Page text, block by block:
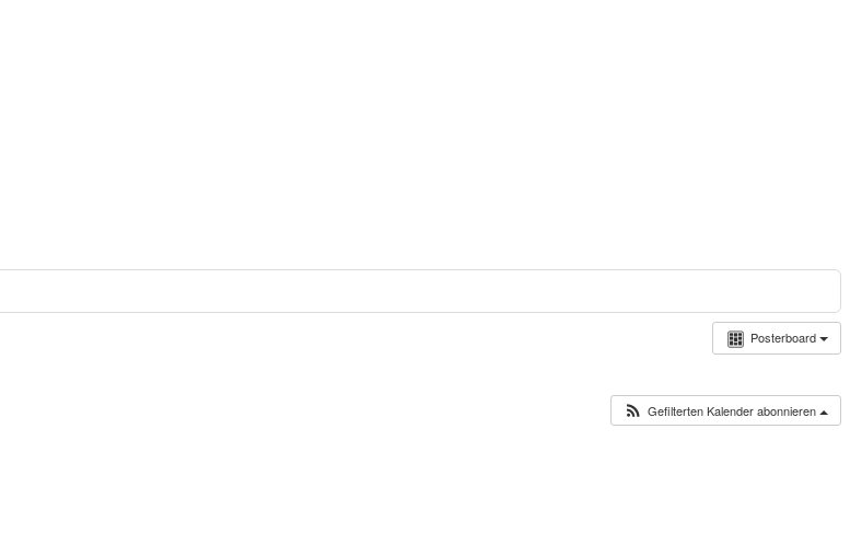
Posterboard
Gefilterten Kalender abonnieren